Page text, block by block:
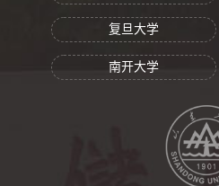
复旦大学
南开大学